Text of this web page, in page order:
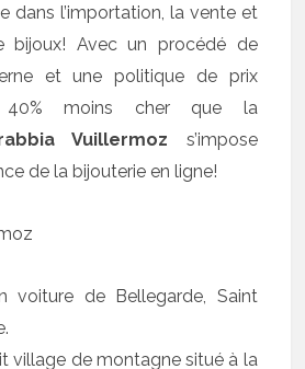
dans l’importation, la vente et
bijoux! Avec un procédé de
et une politique de prix
40% moins cher que la
Vuillermoz s’impose
de la bijouterie en ligne!
voiture de Bellegarde, Saint
village de montagne situé à la